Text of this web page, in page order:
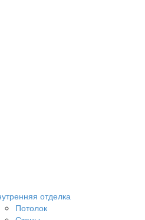
отделка
Потолок